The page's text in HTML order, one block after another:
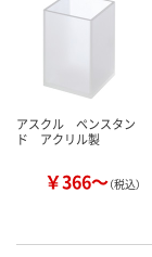
アスクル ペンスタン
ド アクリル製
￥366～（税込）